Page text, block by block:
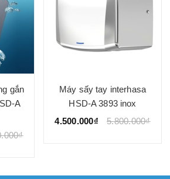
gắn
A
Máy sấy tay interhasa
HSD-A 3893 inox
4.500.000₫
5.800.000₫